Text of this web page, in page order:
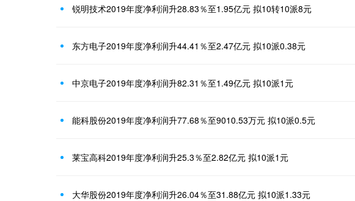
锐明技术2019年度净利润升28.83％至1.95亿元 拟10转10派8元
东方电子2019年度净利润升44.41％至2.47亿元 拟10派0.38元
中京电子2019年度净利润升82.31％至1.49亿元 拟10派1元
能科股份2019年度净利润升77.68％至9010.53万元 拟10派0.5元
莱宝高科2019年度净利润升25.3％至2.82亿元 拟10派1元
大华股份2019年度净利润升26.04％至31.88亿元 拟10派1.33元